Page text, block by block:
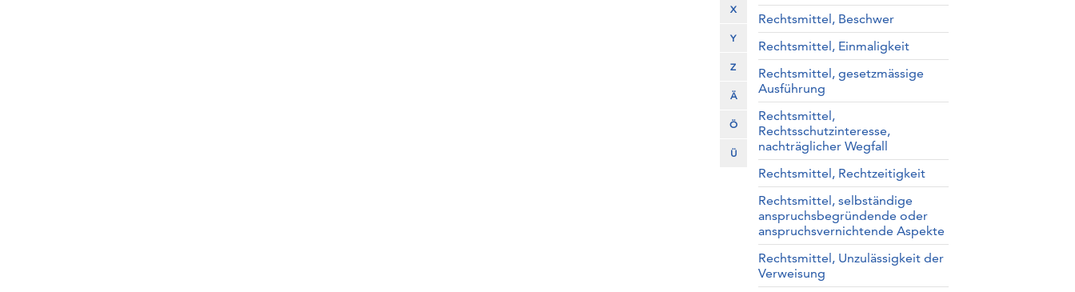
X
Y
Z
Ä
Ö
Ü
Rechtsmittel, Beschwer
Rechtsmittel, Einmaligkeit
Rechtsmittel, gesetzmässige
Ausführung
Rechtsmittel,
Rechtsschutzinteresse,
nachträglicher Wegfall
Rechtsmittel, Rechtzeitigkeit
Rechtsmittel, selbständige
anspruchsbegründende oder
anspruchsvernichtende Aspekte
Rechtsmittel, Unzulässigkeit der
Verweisung